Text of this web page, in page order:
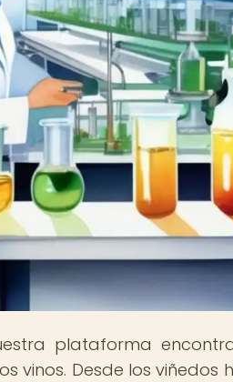
plataforma
vinos. Desde los viñedos